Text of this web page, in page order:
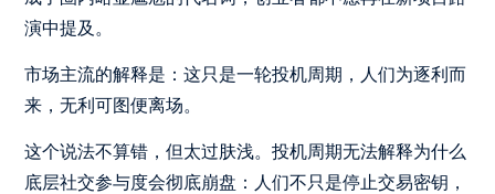
演中提及。
市场主流的解释是：这只是一轮投机周期，人们为逐利而
来，无利可图便离场。
这个说法不算错，但太过肤浅。投机周期无法解释为什么
底层社交参与度会彻底崩盘：人们不只是停止交易密钥，